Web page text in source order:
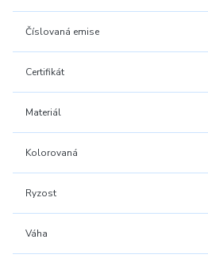
Číslovaná emise
Certifikát
Materiál
Kolorovaná
Ryzost
Váha